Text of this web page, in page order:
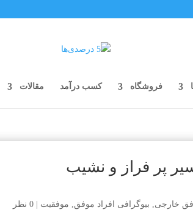
فروشگاه کسب درآمد مقالات
پر فراز و نشیب
خارجی بیوگرافی افراد موفق موفقیت |0 نظر